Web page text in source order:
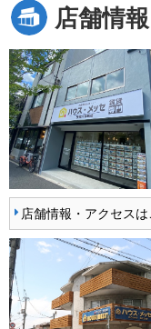
店舗情報
店舗情報・アクセスは